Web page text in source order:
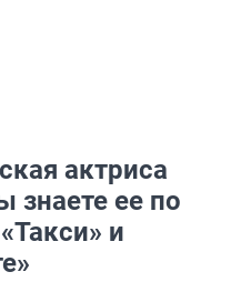
актриса
знаете ее по
и